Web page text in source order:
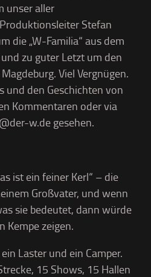
unser aller
Stefan
die „W-Familia“ aus dem
zu guter Letzt um den
Viel Vergnügen.
und den Geschichten von
Kommentaren oder via
w.de gesehen.
ist ein feiner Kerl“ – die
Großvater, und wenn
sie bedeutet, dann würde
Kempe zeigen.
Laster und ein Camper.
15 Shows, 15 Hallen